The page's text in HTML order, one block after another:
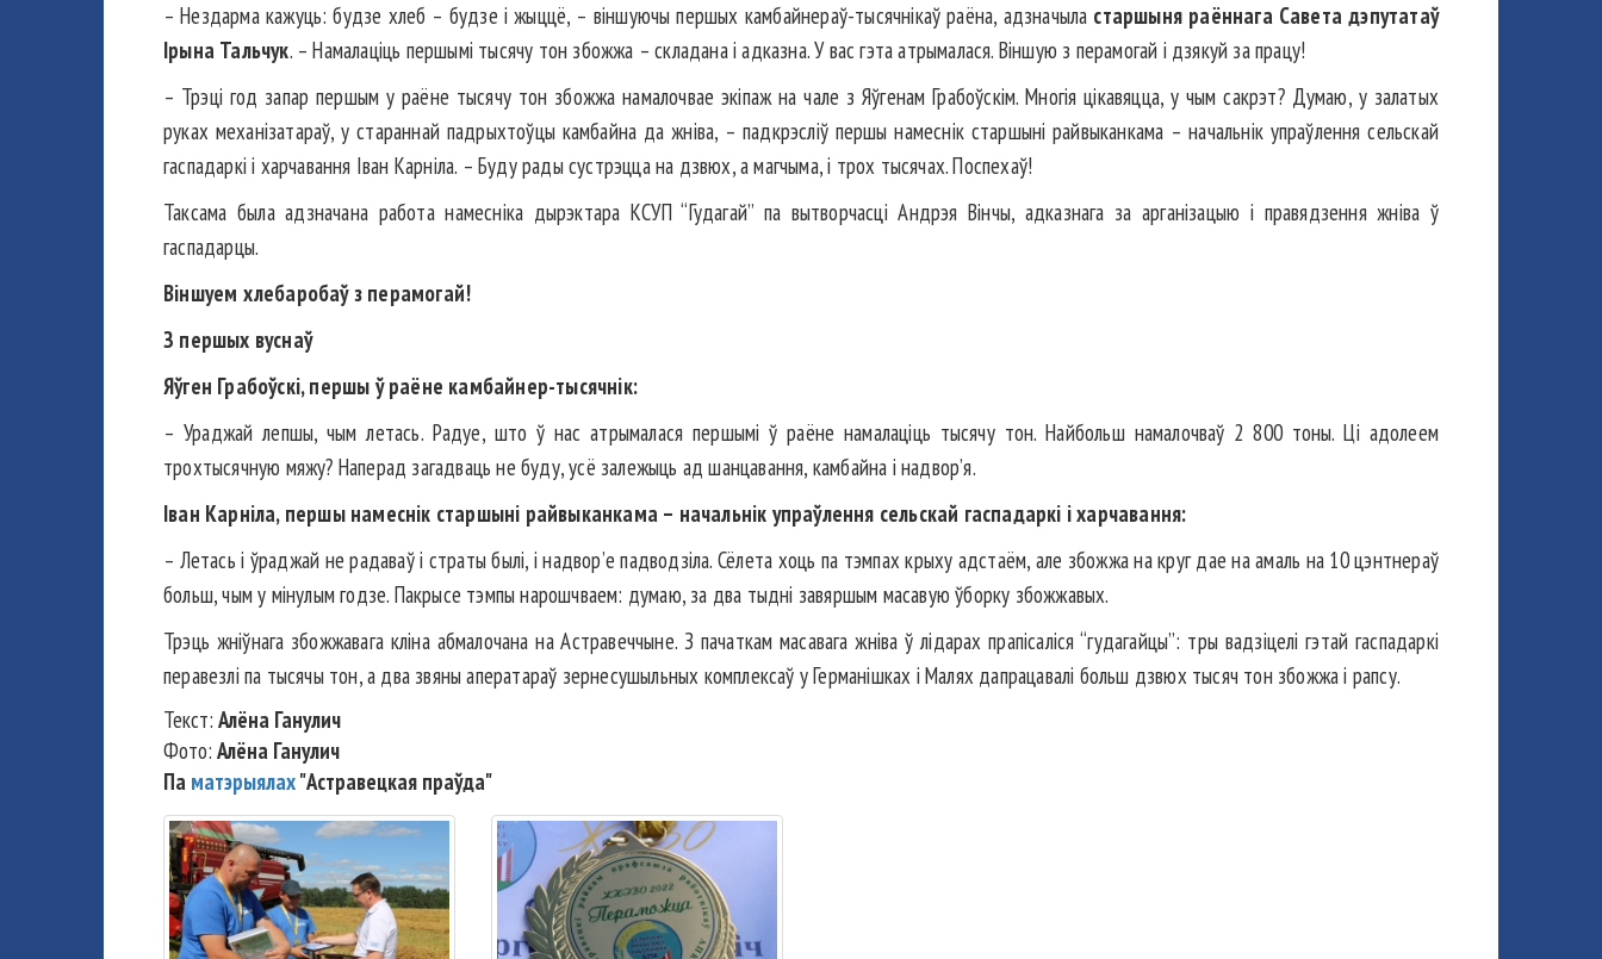
– Нездарма кажуць: будзе хлеб – будзе і жыццё, – віншуючы першых камбайнераў-тысячнікаў раёна, адзначыла старшыня раённага Савета дэпутатаў
Ірына Тальчук. – Намалаціць першымі тысячу тон збожжа – складана і адказна. У вас гэта атрымалася. Віншую з перамогай і дзякуй за працу!
– Трэці год запар першым у раёне тысячу тон збожжа намалочвае экіпаж на чале з Яўгенам Грабоўскім. Многія цікавяцца, у чым сакрэт? Думаю, у залатых
руках механізатараў, у стараннай падрыхтоўцы камбайна да жніва, – падкрэсліў першы намеснік старшыні райвыканкама – начальнік упраўлення сельскай
гаспадаркі і харчавання Іван Карніла. – Буду рады сустрэцца на дзвюх, а магчыма, і трох тысячах. Поспехаў!
Таксама была адзначана работа намесніка дырэктара КСУП “Гудагай” па вытворчасці Андрэя Вінчы, адказнага за арганізацыю і правядзення жніва ў
гаспадарцы.
Віншуем хлебаробаў з перамогай!
З першых вуснаў
Яўген Грабоўскі, першы ў раёне камбайнер-тысячнік:
– Ураджай лепшы, чым летась. Радуе, што ў нас атрымалася першымі ў раёне намалаціць тысячу тон. Найбольш намалочваў 2 800 тоны. Ці адолеем
трохтысячную мяжу? Наперад загадваць не буду, усё залежыць ад шанцавання, камбайна і надвор’я.
Іван Карніла, першы намеснік старшыні райвыканкама – начальнік упраўлення сельскай гаспадаркі і харчавання:
– Летась і ўраджай не радаваў і страты былі, і надвор’е падводзіла. Сёлета хоць па тэмпах крыху адстаём, але збожжа на круг дае на амаль на 10 цэнтнераў
больш, чым у мінулым годзе. Пакрысе тэмпы нарошчваем: думаю, за два тыдні завяршым масавую ўборку збожжавых.
Трэць жніўнага збожжавага кліна абмалочана на Астравеччыне. З пачаткам масавага жніва ў лідарах прапісаліся “гудагайцы”: тры вадзіцелі гэтай гаспадаркі
перавезлі па тысячы тон, а два звяны аператараў зернесушыльных комплексаў у Германішках і Малях дапрацавалі больш дзвюх тысяч тон збожжа і рапсу.
Текст: Алёна Ганулич
Фото: Алёна Ганулич
Па матэрыялах"Астравецкая праўда"